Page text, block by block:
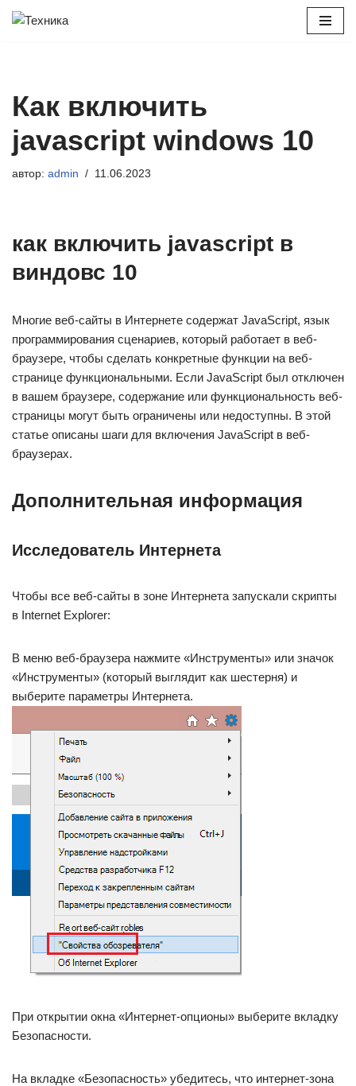
Как включить
javascript windows 10
автор: admin 11.06.2023
как включить javascript в
виндовс 10
Многие веб-сайты в Интернете содержат JavaScript, язык
программирования сценариев, который работает в веб-
браузере, чтобы сделать конкретные функции на веб-
странице функциональными. Если JavaScript был отключен
в вашем браузере, содержание или функциональность веб-
страницы могут быть ограничены или недоступны. В этой
статье описаны шаги для включения JavaScript в веб-
браузерах.
Дополнительная информация
Исследователь Интернета
Чтобы все веб-сайты в зоне Интернета запускали скрипты
в Internet Explorer:
В меню веб-браузера нажмите «Инструменты» или значок
«Инструменты» (который выглядит как шестерня) и
выберите параметры Интернета.
При открытии окна «Интернет-опционы» выберите вкладку
Безопасности.
На вкладке «Безопасность» убедитесь, что интернет-зона